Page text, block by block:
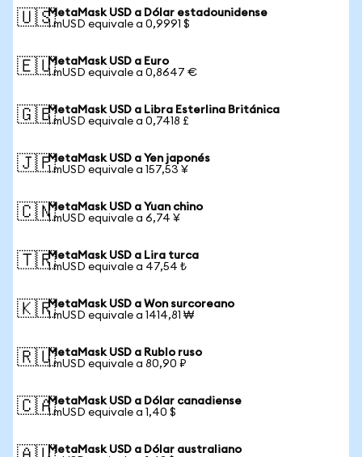
🇺🇸MetaMask USD a Dólar estadounidense
1 mUSD equivale a 0,9991 $
🇪🇺MetaMask USD a Euro
1 mUSD equivale a 0,8647 €
🇬🇧MetaMask USD a Libra Esterlina Británica
1 mUSD equivale a 0,7418 £
🇯🇵MetaMask USD a Yen japonés
1 mUSD equivale a 157,53 ¥
🇨🇳MetaMask USD a Yuan chino
1 mUSD equivale a 6,74 ¥
🇹🇷MetaMask USD a Lira turca
1 mUSD equivale a 47,54 ₺
🇰🇷MetaMask USD a Won surcoreano
1 mUSD equivale a 1414,81 ₩
🇷🇺MetaMask USD a Rublo ruso
1 mUSD equivale a 80,90 ₽
🇨🇦MetaMask USD a Dólar canadiense
1 mUSD equivale a 1,40 $
MetaMask USD a Dólar australiano